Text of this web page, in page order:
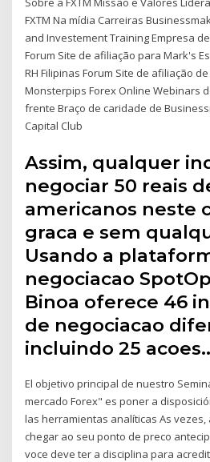
FXTM Na mídia Carreiras
and Investement Training Empresa
Forum Site de afiliação para Mark's
RH Filipinas Forum Site de afiliação
Monsterpips Forex Online Webinars
frente Braço de caridade de
Capital Club
Assim, qualquer
negociar 50 reais
americanos neste
graca e sem
Usando a
negociacao
Binoa oferece 46
de negociacao
incluindo 25
El objetivo principal de nuestro
mercado Forex" es poner a
las herramientas analíticas As vezes,
chegar ao seu ponto de preco
voce deve ter a disciplina para